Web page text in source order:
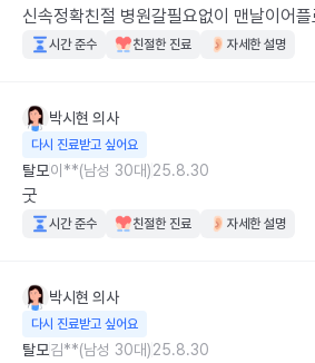
신속정확친절 병원갈필요없이 맨날이어
시간 준수 친절한 진료 자세한 설명
박시현 의사
다시 진료받고 싶어요
탈모이**(남성 30대)25.8.30
굿
시간 준수 친절한 진료 자세한 설명
박시현 의사
다시 진료받고 싶어요
탈모김**(남성 30대)25.8.30